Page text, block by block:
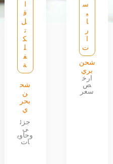
س
ي
ا
ر
ت
شحن
بري
ارخ
ص
سعر
ق
ل
ت
ك
ل
ف
ة
شح
ن
بحر
ي
جزئ
ى
وحاوي
ات